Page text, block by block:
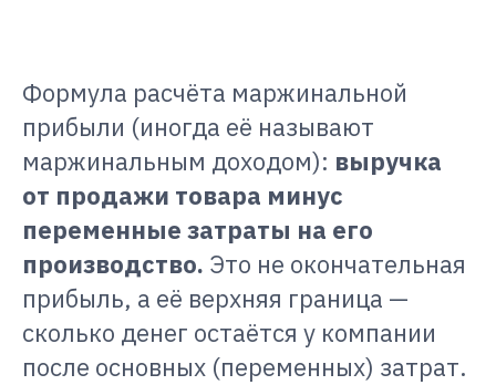
Формула расчёта маржинальной
прибыли (иногда её называют
маржинальным доходом): выручка
от продажи товара минус
переменные затраты на его
производство. Это не окончательная
прибыль, а её верхняя граница —
сколько денег остаётся у компании
после основных (переменных) затрат.